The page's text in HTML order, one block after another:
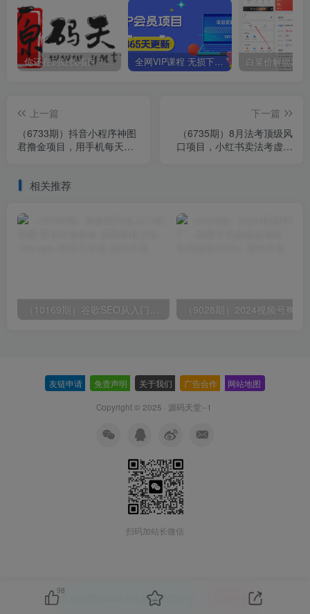
你还在到处找项目？还在当韭菜？我靠卖项目一个月收入5万+，曾经我也是个失败者。 全网VIP课程 无损下载~
上一篇
（6733期）抖音小程序神图
君撸金项目，用手机每天拍
下一篇
（6735期）8月法考顶级风
口项目，小红书卖法考虚拟
相关推荐
友链申请 免责声明 关于我们 广告合作 网站地图
Copyright © 2025 · 源码天堂--1
扫码加站长微信
98
本站主题由Zibll子比主题强力驱动 联系作者